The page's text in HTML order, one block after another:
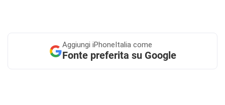
Aggiungi iPhoneItalia come
Fonte preferita su Google